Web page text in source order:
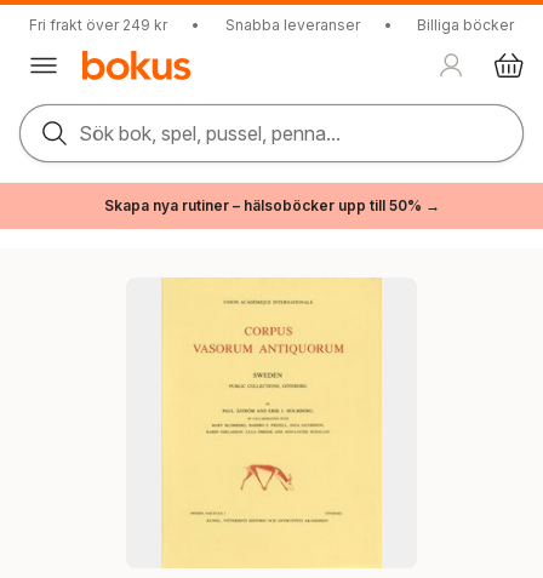
Fri frakt över 249 kr • Snabba leveranser • Billiga böcker
Sök bok, spel, pussel, penna...
Skapa nya rutiner – hälsoböcker upp till 50% →